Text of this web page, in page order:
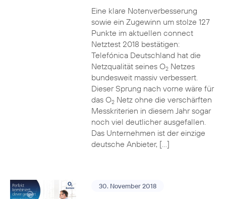
Eine klare Notenverbesserung
sowie ein Zugewinn um stolze 127
Punkte im aktuellen connect
Netztest 2018 bestätigen:
Telefónica Deutschland hat die
Netzqualität seines O2Netzes
bundesweit massiv verbessert.
Dieser Sprung nach vorne wäre für
das O2Netz ohne die verschärften
Messkriterien in diesem Jahr sogar
noch viel deutlicher ausgefallen.
Das Unternehmen ist der einzige
deutsche Anbieter, […]
30. November 2018